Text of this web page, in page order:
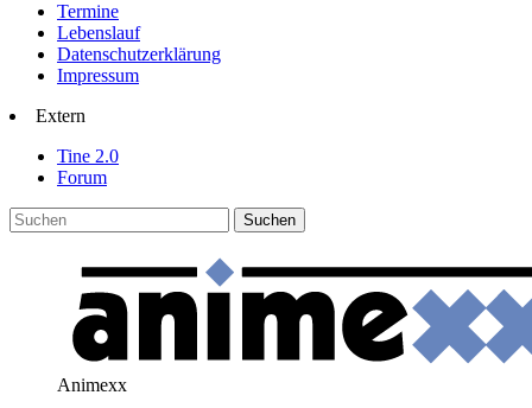
Termine
Lebenslauf
Datenschutzerklärung
Impressum
Extern
Tine 2.0
Forum
Animexx